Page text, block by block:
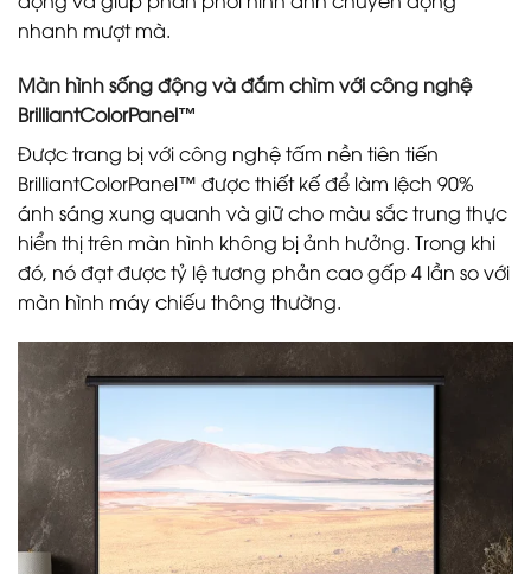
nhanh mượt mà.
Màn hình sống động và đắm chìm với công nghệ
BrilliantColorPanel™
Được trang bị với công nghệ tấm nền tiên tiến
BrilliantColorPanel™ được thiết kế để làm lệch 90%
ánh sáng xung quanh và giữ cho màu sắc trung thực
hiển thị trên màn hình không bị ảnh hưởng. Trong khi
đó, nó đạt được tỷ lệ tương phản cao gấp 4 lần so với
màn hình máy chiếu thông thường.